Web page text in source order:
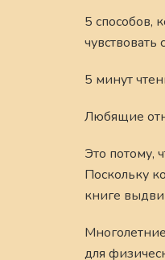
5 способов,
чувствовать
5 минут
Любящие
Это потому,
Поскольку
книге
для